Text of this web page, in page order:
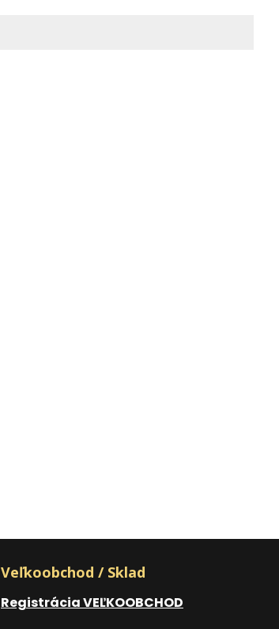
Veľkoobchod / Sklad
Registrácia VEĽKOOBCHOD